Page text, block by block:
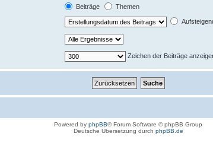
Beiträge
Themen
Zeichen der Beiträge
Powered by phpBB® Forum Software © phpBB Group
Deutsche Übersetzung durch phpBB.de